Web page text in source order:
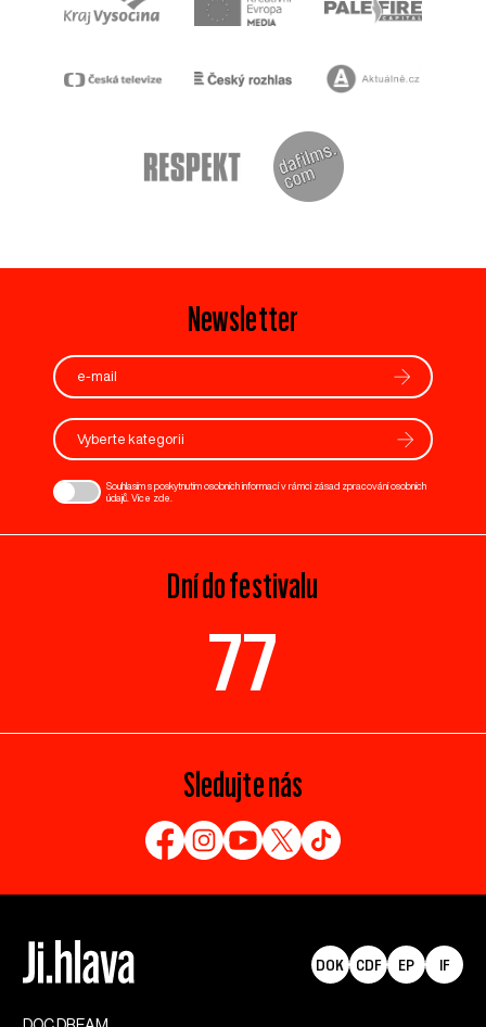
Newsletter
Vyberte kategorii
Souhlasím s poskytnutím osobních informací v rámci zásad zpracování osobních
údajů. Více zde
Dní do festivalu
77
Sledujte nás
DOK CDF EP IF